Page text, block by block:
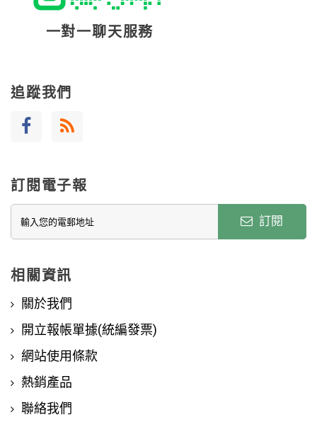
一對一聊天服務
追蹤我們
訂閱電子報
訂閱
相關資訊
關於我們
開立報帳單據(統編發票)
網站使用條款
熱銷產品
聯絡我們